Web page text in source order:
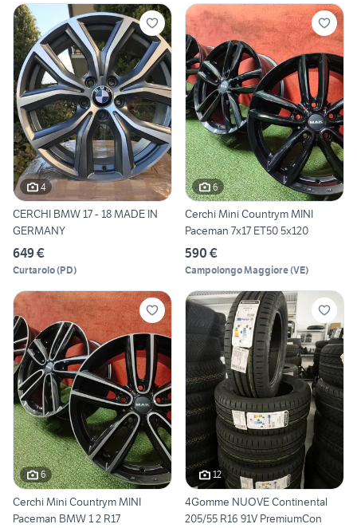
4
CERCHI BMW 17 - 18 MADE IN
GERMANY
649 €
Curtarolo(PD)
6
Cerchi Mini Countrym MINI
Paceman 7x17 ET50 5x120
590 €
Campolongo Maggiore(VE)
6
Cerchi Mini Countrym MINI
Paceman BMW 1 2 R17
12
4Gomme NUOVE Continental
205/55 R16 91V PremiumCon